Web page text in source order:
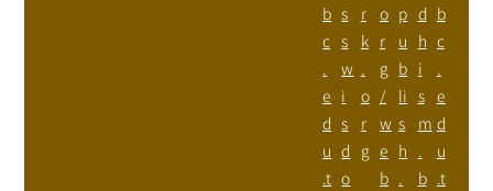
b
c
.
e
d
u
.t
s
s
w
i
s
d
o
r
k
.
o
r
g
o
r
g
/
w
e
b
p
u
b
li
s
h
.
d
h
i
s
m
.
b
b
c
.
e
d
u
.t